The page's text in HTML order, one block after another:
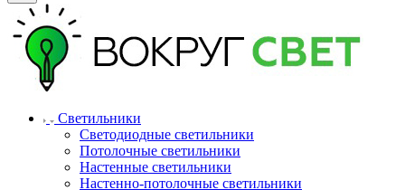
Светильники
Светодиодные светильники
Потолочные светильники
Настенные светильники
Настенно-потолочные светильники